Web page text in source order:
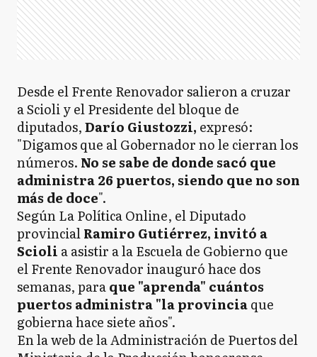
Desde el Frente Renovador salieron a cruzar
a Scioli y el Presidente del bloque de
diputados,Darío Giustozzi, expresó:
"Digamos que al Gobernador no le cierran los
números. No se sabe de donde sacó que
administra 26 puertos, siendo que no son
más de doce".
Según La Política Online, el Diputado
provincialRamiro Gutiérrez, invitó a
Scioli a asistir a la Escuela de Gobierno que
el Frente Renovador inauguró hace dos
semanas, paraque "aprenda" cuántos
puertos administra "la provinciaque
gobierna hace siete años".
En la web de la Administración de Puertos del